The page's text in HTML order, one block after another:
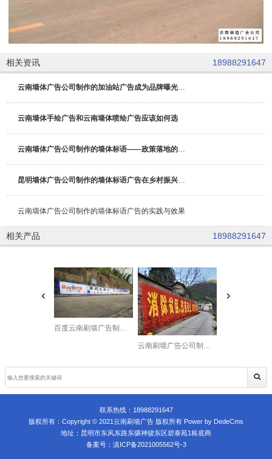
相关资讯 18988291647
云南墙体广告公司制作的加油站广告成为品牌曝光与即时引流的
云南墙体手绘广告和云南墙体喷绘广告应该如何选
云南墙体广告公司制作的墙体标语——政策落地的“视觉催化剂
昆明墙体广告公司制作的墙体标语广告在乡村振兴政策宣传中的
云南墙体广告公司制作的墙体标语广告的实践与效果
相关产品 18988291647
联系热线： 18988291647
版权所有：Copyright © 2021云南刷墙广告 版权所有 Power by DedeCms
地址：昆明市东风东路东骧神骏东区碧泰苑1栋底商
备案号： 滇ICP备2021005562号-3